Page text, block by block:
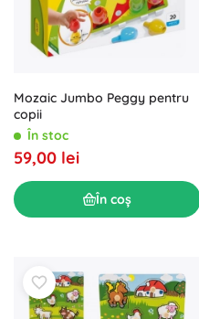
Mozaic Jumbo Peggy pentru
copii
În stoc
59,00 lei
În coș